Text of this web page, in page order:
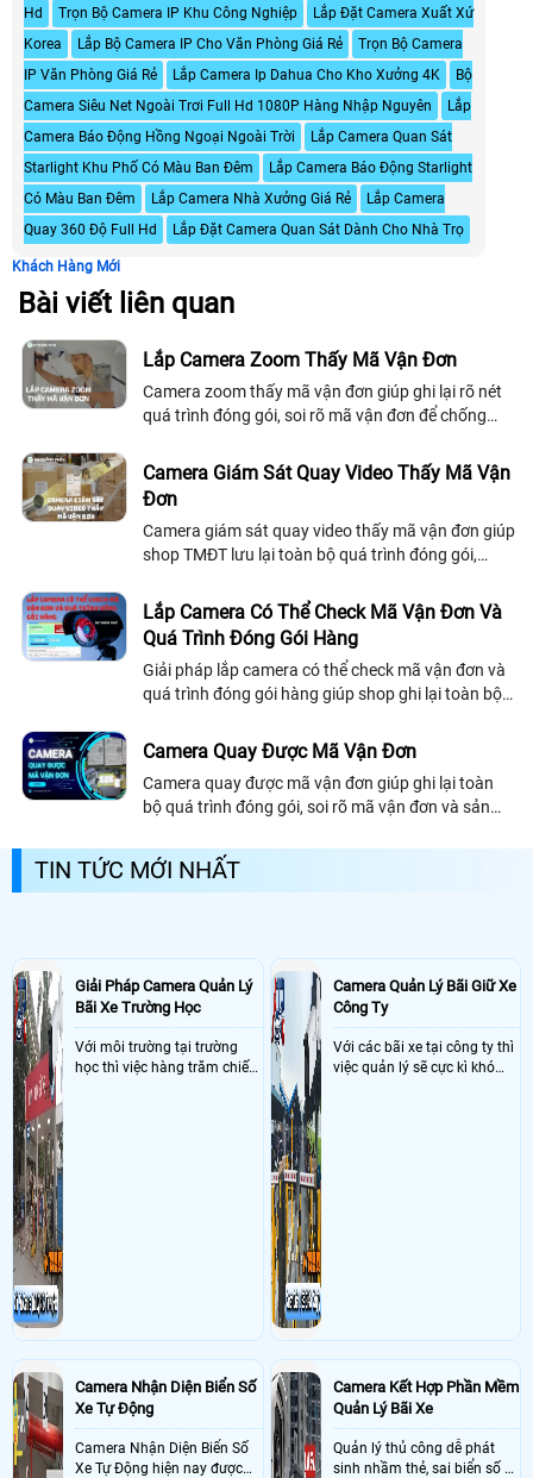
Hd Trọn Bộ Camera IP Khu Công Nghiệp
Lắp Đặt Camera Xuất Xứ
Korea
Lắp Bộ Camera IP Cho Văn Phòng Giá Rẻ
Trọn Bộ Camera
IP Văn Phòng Giá Rẻ
Lắp Camera Ip Dahua Cho Kho Xưởng 4K
Bộ
Camera Siêu Net Ngoài Trơi Full Hd 1080P Hàng Nhập Nguyên
Lắp
Camera Báo Động Hồng Ngoại Ngoài Trời
Lắp Camera Quan Sát
Starlight Khu Phố Có Màu Ban Đêm
Lắp Camera Báo Động Starlight
Có Màu Ban Đêm
Lắp Camera Nhà Xưởng Giá Rẻ
Lắp Camera
Quay 360 Độ Full Hd
Lắp Đặt Camera Quan Sát Dành Cho Nhà Trọ
Khách Hàng Mới
Bài viết liên quan
Lắp Camera Zoom Thấy Mã Vận Đơn
Camera zoom thấy mã vận đơn giúp ghi lại rõ nét
quá trình đóng gói, soi rõ mã vận đơn để chống
muốn quản lý đơn chuyên nghiệp
Camera Giám Sát Quay Video Thấy Mã Vận
Đơn
Camera giám sát quay video thấy mã vận đơn giúp
shop TMĐT lưu lại toàn bộ quá trình đóng gói,
khách hàng
Lắp Camera Có Thể Check Mã Vận Đơn Và
Quá Trình Đóng Gói Hàng
Giải pháp lắp camera có thể check mã vận đơn và
quá trình đóng gói hàng giúp shop ghi lại toàn bộ
đa tranh chấp trên các sàn thương mại điện tử
Camera Quay Được Mã Vận Đơn
Camera quay được mã vận đơn giúp ghi lại toàn
bộ quá trình đóng gói, soi rõ mã vận đơn và sản
giảm rủi ro tranh chấp trên các sàn thương mại
điện tử
TIN TỨC MỚI NHẤT
Giải Pháp Camera Quản Lý
Bãi Xe Trường Học
Với môi trường tại trường
học thì việc hàng trăm chiếc
Camera Quản Lý Bãi Giữ Xe
Công Ty
Với các bãi xe tại công ty thì
việc quản lý sẽ cực kì khó
Camera Nhận Diện Biển Số
Xe Tự Động
Camera Nhận Diện Biển Số
Xe Tự Động hiện nay được
Camera Kết Hợp Phần Mềm
Quản Lý Bãi Xe
Quản lý thủ công dễ phát
sinh nhầm thẻ, sai biển số và